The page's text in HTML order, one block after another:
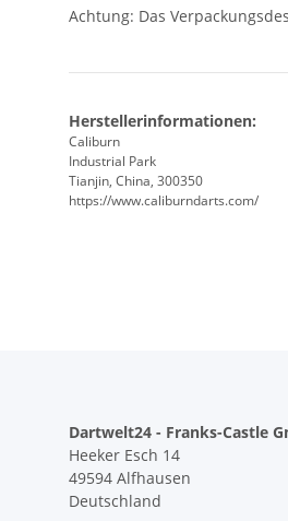
Achtung: Das
Herstellerinformationen:
Caliburn
Industrial Park
Tianjin, China, 300350
https://www.caliburndarts.com/
Dartwelt24 - Franks-Castle
Heeker Esch 14
49594 Alfhausen
Deutschland